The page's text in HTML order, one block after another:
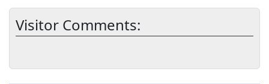
Visitor Comments: